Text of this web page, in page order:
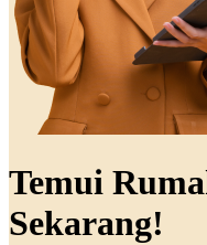
Temui
Sekarang!